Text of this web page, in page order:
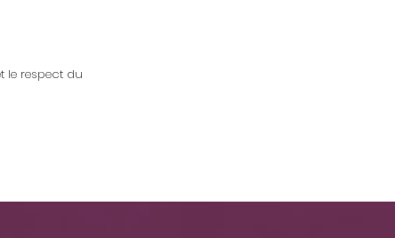
le respect du